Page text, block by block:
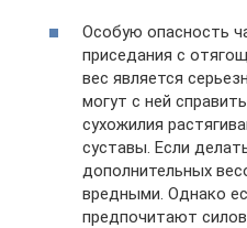
Особую опасность
приседания с
вес является
могут с ней
сухожилия
суставы. Если
дополнительных
вредными. Однако
предпочитают